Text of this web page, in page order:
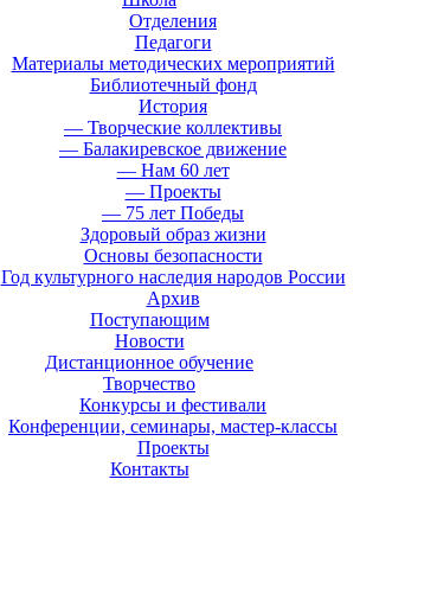
Отделения
Педагоги
Материалы методических мероприятий
Библиотечный фонд
История
— Творческие коллективы
— Балакиревское движение
— Нам 60 лет
— Проекты
— 75 лет Победы
Здоровый образ жизни
Основы безопасности
Год культурного наследия народов России
Архив
Поступающим
Новости
Дистанционное обучение
Творчество
Конкурсы и фестивали
Конференции, семинары, мастер-классы
Проекты
Контакты